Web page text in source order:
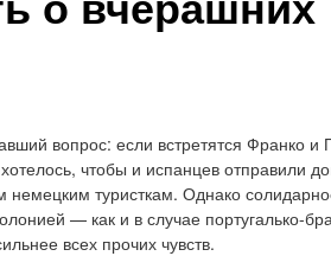
вопрос: если встретятся Франко и
чтобы и испанцев отправили
туристкам. Однако
— как и в случае португалько-
всех прочих чувств.